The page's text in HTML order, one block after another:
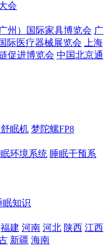
会
州）国际家具博览会 广
际医疗器械展览会
上海
促进博览会 中国北京通
眠机 梦陀螺FP8
环境系统 睡眠干预系
眠知识
福建 河南 河北 陕西 江西
新疆 海南